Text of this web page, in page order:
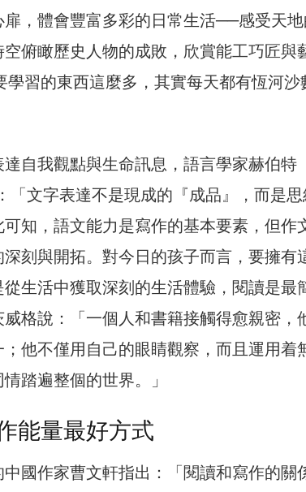
，體會豐富多彩的日常生活──感受天
俯瞰歷史人物的成敗，欣賞能工巧匠與
學習的東西這麼多，其實每天都有恆河沙
自我觀點與生命訊息，語言學家赫伯特
「文字表達不是現成的『成品』，而是
知，語文能力是寫作的基本要素，但作
刻與開拓。對今日的孩子而言，要擁有
生活中獲取深刻的生活體驗，閱讀是最
格說：「一個人和書籍接觸得愈親密，
他不僅用自己的眼睛觀察，而且運用着
踏遍整個的世界。」
能量最好方式
國作家曹文軒指出：「閱讀和寫作的關